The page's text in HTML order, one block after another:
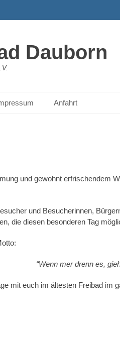
Dauborn
Anfahrt
und gewohnt erfrischendem
und Besucherinnen,
die diesen besonderen Tag
“Wenn mer drenn es,
mit euch im ältesten Freibad im